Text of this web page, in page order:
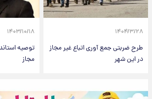
۱۴۰۴/۳/۲۸
طرح ضربتی جمع آوری اتباع غیر مجاز
در این شهر
۱۴۰۳/۱۰/۱۸
توصیه
مجاز